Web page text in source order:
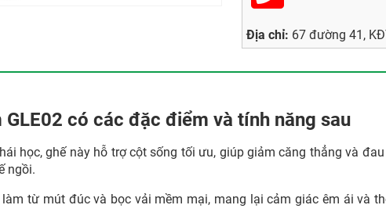
Địa chỉ: 67 đường 41,
có các đặc điểm và tính năng sau
học, ghế này hỗ trợ cột sống tối ưu, giúp giảm căng thẳng và
ngồi.
từ mút đúc và bọc vải mềm mại, mang lại cảm giác êm ái và